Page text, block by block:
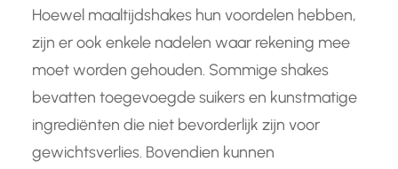
Hoewel maaltijdshakes hun voordelen hebben,
zijn er ook enkele nadelen waar rekening mee
moet worden gehouden. Sommige shakes
bevatten toegevoegde suikers en kunstmatige
ingrediënten die niet bevorderlijk zijn voor
gewichtsverlies. Bovendien kunnen